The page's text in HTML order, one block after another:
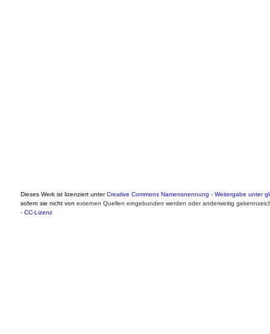
Dieses Werk ist lizenziert unterCreative Commons Namensnennung - Weitergabe unter
sofern sie nicht von externen Quellen eingebunden werden oder anderweitig
- CC-Lizenz